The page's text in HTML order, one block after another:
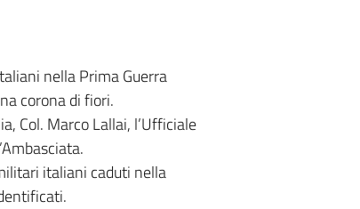
nella Prima Guerra
corona di fiori.
Col. Marco Lallai, l’Ufficiale
italiani caduti nella